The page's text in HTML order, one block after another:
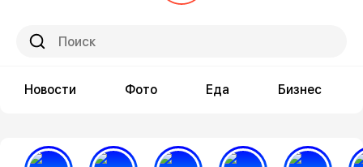
Новости Фото Еда Бизнес